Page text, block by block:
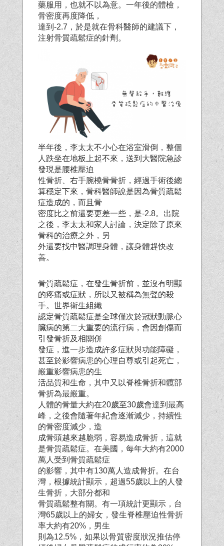
藥服用，也就不以為意。一年後的體檢，
骨密度再度降低，
達到-2.7，於是就在骨科醫師的建議下，
注射骨質疏鬆症的針劑。
半年後，李太太不小心在浴室滑倒，整個
人跌坐在地板上起不來，送到大醫院急診
發現是腰椎壓迫
性骨折、右手腕橈骨骨折，經過手術後總
算穩定下來，骨科醫師說是因為骨質疏鬆
症造成的，而且骨
密度比之前還要更差一些，是-2.8。出院
之後，李太太和家人討論，決定除了原來
骨科的治療之外，另
外還要找中醫調理身體，讓身體趕快改
善。
骨質疏鬆症，在發生骨折前，並沒有明顯
的疼痛或症狀，所以又被稱為無聲的殺
手。世界衛生組織
認定骨質疏鬆症是全球僅次於冠狀動脈心
臟病的第二大重要的流行病，會因創傷而
引發骨折及相關併
發症，進一步造成許多症狀與功能障礙，
甚至於影響病患的心理自尊或引起死亡，
嚴重影響病患的生
活品質和生命，其中又以脊椎骨折和髖部
骨折為最嚴重。
人體的骨量大約在20歲至30歲會達到最高
峰，之後會隨著年紀會逐漸減少，持續性
的骨密度減少，造
成骨頭越來越脆弱，容易造成骨折，這就
是骨質疏鬆症。在美國，每年大約有2000
萬人受到骨質疏鬆症
的影響，其中有130萬人造成骨折。在台
灣，根據統計顯示，超過55歲以上的人發
生骨折，大部分都和
骨質疏鬆整有關。有一項統計更顯示，台
灣65歲以上的婦女，發生脊椎壓迫性骨折
率大約有20%，男生
則為12.5%，如果以骨質密度狀況推估停